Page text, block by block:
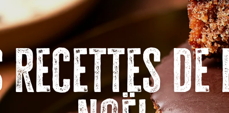
de